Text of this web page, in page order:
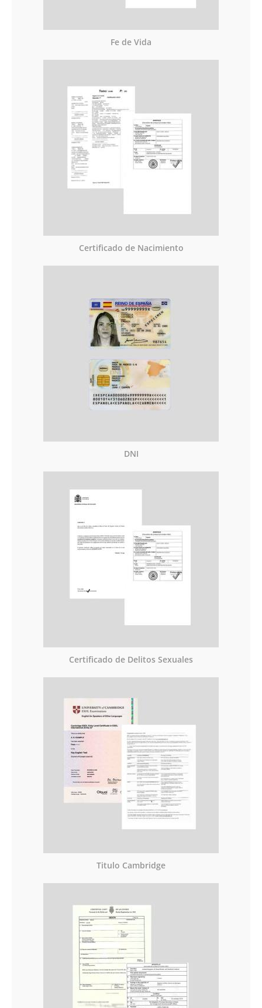
Fe de Vida
Certificado de Nacimiento
DNI
Certificado de Delitos Sexuales
Titulo Cambridge